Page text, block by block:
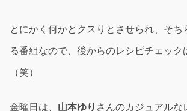
とにかく何かとクスりとさせられ、そち
る番組なので、後からのレシピチェック
（笑）
金曜日は、 山本ゆり さんのカジュアルな